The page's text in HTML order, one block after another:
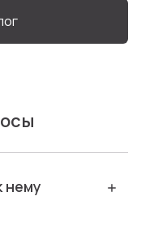
нему